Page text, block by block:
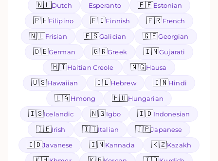
🇳🇱Dutch Esperanto 🇪🇪Estonian
🇵🇭Filipino 🇫🇮Finnish 🇫🇷French
🇳🇱Frisian 🇪🇸Galician 🇬🇪Georgian
🇩🇪German 🇬🇷Greek 🇮🇳Gujarati
🇭🇹Haitian Creole 🇳🇬Hausa
🇺🇸Hawaiian 🇮🇱Hebrew 🇮🇳Hindi
🇱🇦Hmong 🇭🇺Hungarian
🇮🇸Icelandic 🇳🇬Igbo 🇮🇩Indonesian
🇮🇪Irish 🇮🇹Italian 🇯🇵Japanese
🇮🇩Javanese 🇮🇳Kannada 🇰🇿Kazakh